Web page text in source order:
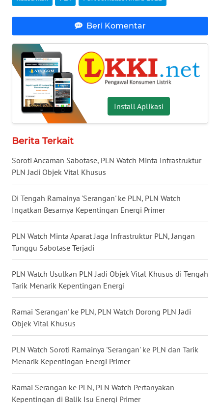
Beri Komentar
Install Aplikasi
Berita Terkait
Soroti Ancaman Sabotase, PLN Watch Minta Infrastruktur
PLN Jadi Objek Vital Khusus
Di Tengah Ramainya 'Serangan' ke PLN, PLN Watch
Ingatkan Besarnya Kepentingan Energi Primer
PLN Watch Minta Aparat Jaga Infrastruktur PLN, Jangan
Tunggu Sabotase Terjadi
PLN Watch Usulkan PLN Jadi Objek Vital Khusus di Tengah
Tarik Menarik Kepentingan Energi
Ramai 'Serangan' ke PLN, PLN Watch Dorong PLN Jadi
Objek Vital Khusus
PLN Watch Soroti Ramainya 'Serangan' ke PLN dan Tarik
Menarik Kepentingan Energi Primer
Ramai Serangan ke PLN, PLN Watch Pertanyakan
Kepentingan di Balik Isu Energi Primer
JOGJA
JATIM
WN
BALI
WN
KALBAR
WN
WN
KALTARA
WN
KALSEL
WN
WN
WN
GORONTALO
WN
SULUT
WN